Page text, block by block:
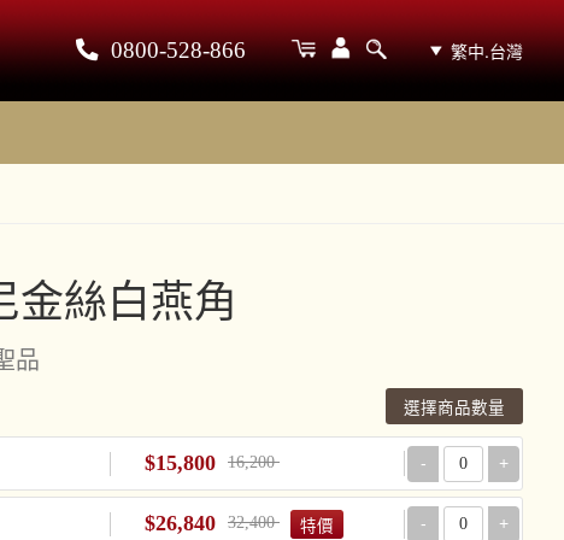
0800-528-866 繁中.台灣
金絲白燕角
品
選擇商品數量
$15,800 16,200 - +
$26,840 32,400 特價 - +